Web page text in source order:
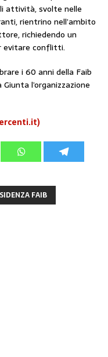
attività, svolte nelle
rientrino nell’ambito
richiedendo un
evitare conflitti.
i 60 anni della Faib
l’organizzazione
FAIB